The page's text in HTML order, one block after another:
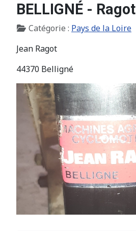
BELLIGNÉ - Ragot
Détails
Catégorie : Pays de la Loire
Jean Ragot
44370 Belligné